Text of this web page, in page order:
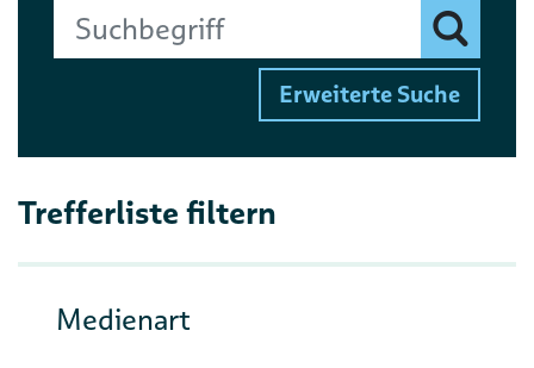
Finden
Erweiterte Suche
Trefferliste filtern
Medienart